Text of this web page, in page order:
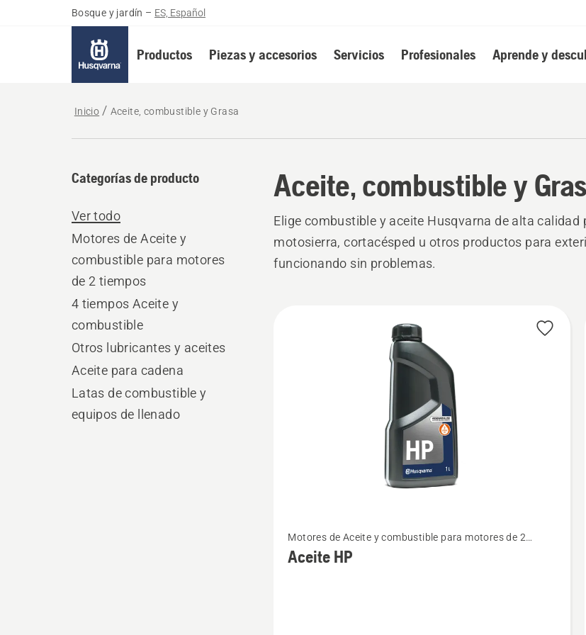
Bosque y jardín – ES, Español
Productos Piezas y accesorios Servicios Profesionales Aprende y
Inicio Aceite, combustible y Grasa
Aceite, combustible y
Categorías de producto
Ver todo
Motores de Aceite y
combustible para motores
de 2 tiempos
4 tiempos Aceite y
combustible
Otros lubricantes y aceites
Aceite para cadena
Latas de combustible y
equipos de llenado
Elige combustible y aceite Husqvarna de alta calidad
motosierra, cortacésped u otros productos para
funcionando sin problemas.
más
detalles
Motores de Aceite y combustible para motores de 2
tiempos
Aceite HP